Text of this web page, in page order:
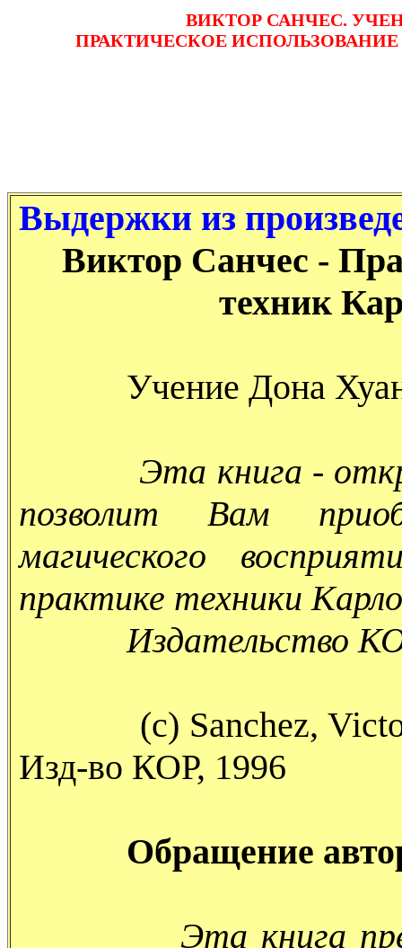
ВИКТОР САНЧЕС.
ПРАКТИЧЕСКОЕ
Выдержки из
Виктор Санчес -
техник
Учение Дона
Эта книга -
позволит Вам
магического
практике техники
Издательство
(c) Sanchez, Victor,
Изд-во КОР, 1996
Обращение
Эта книга